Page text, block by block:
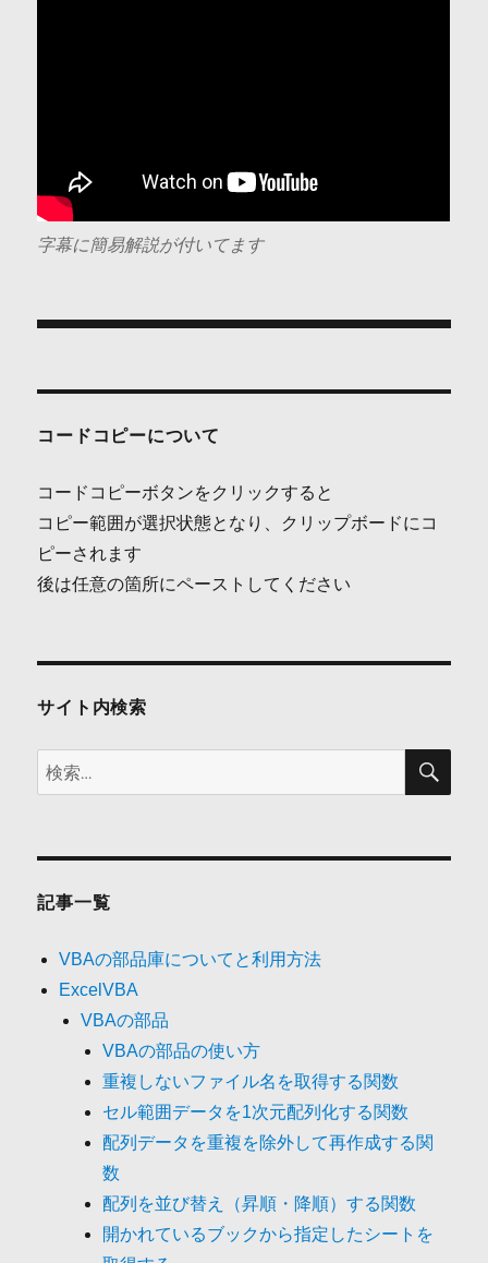
字幕に簡易解説が付いてます
稿
ナ
ビ
ゲ
ー
ョ
ン
コードコピーについて
コードコピーボタンをクリックすると
コピー範囲が選択状態となり、クリップボードにコ
ピーされます
後は任意の箇所にペーストしてください
サイト内検索
検
索:
検
記事一覧
VBAの部品庫についてと利用方法
ExcelVBA
VBAの部品
VBAの部品の使い方
重複しないファイル名を取得する関数
セル範囲データを1次元配列化する関数
配列データを重複を除外して再作成する関
数
配列を並び替え（昇順・降順）する関数
開かれているブックから指定したシートを